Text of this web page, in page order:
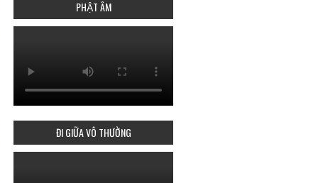
PHẬT ÂM
ĐI GIỮA VÔ THƯỜNG